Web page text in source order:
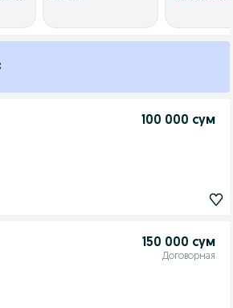
100 000 сум
150 000 сум
Договорная